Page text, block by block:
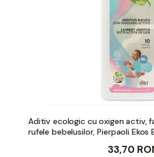
Aditiv ecologic cu oxigen activ,
rufele bebelusilor, Pierpaoli Ekos
33,70